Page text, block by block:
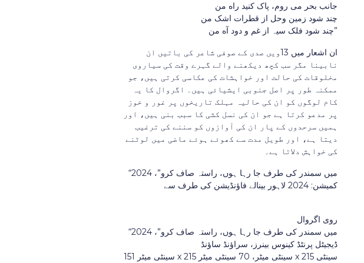
جانب بحر می روم، پاک کنید راه من
چند شود زمین وحل از قطرات اشک من
چند شود فلک سیہ از غم و دود آه من”
ان اشعار میں 13ویں صدی کے صوفی شاعر کی باتیں ان
نابینا مگر سب کچھ دیکھنے والے گہرے وقت کی سیاروی
مخلوقات کی حالت اور خواہشات کی عکاسی کرتی ہیں، جو
ممکنہ طور پر اصل جنوبی ایشیائی ہیں۔ اگروال کا یہ
کام لوگوں کو ان کی حالیہ مہلک تاریخوں پر غور و خوز
پر مدعو کرتا ہے جو ان کی نسل کشی کا سبب بنی ہیں، اور
ہمیں سرحدوں کے پار ان کی آوازوں کو سننے کی ترغیب
دیتا ہے، اور طویل مدت سے کھوئے ہوئے ماضی میں لوٹنے
کی خواہش دلاتا ہے۔
“میں سمندر کی طرف جا رہا ہوں، راستہ صاف کرو”، 2024
کمیشن: 2024 لاہور بینالے فاؤنڈیشن کی طرف سے
روی اگروال
“میں سمندر کی طرف جا رہا ہوں، راستہ صاف کرو”، 2024
ڈیجیٹل پرنٹڈ کینوس بینرز، سراؤنڈ ساؤنڈ
151 سینٹی میٹر x 215 سینٹی میٹر، 70 سینٹی میٹر x 215 سینٹی